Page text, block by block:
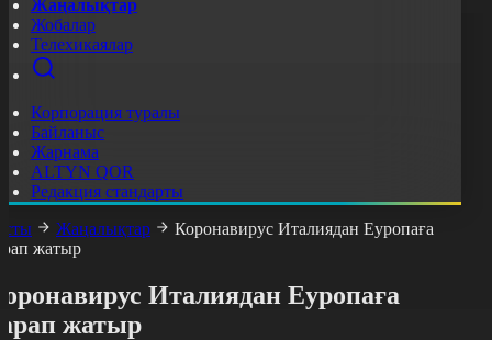
Жаңалықтар
Жобалар
Телехикаялар
Корпорация туралы
Байланыс
Жарнама
ALTYN QOR
Редакция стандарты
Жаңалықтар
Коронавирус Италиядан Еуропаға
жатыр
Италиядан Еуропаға
жатыр